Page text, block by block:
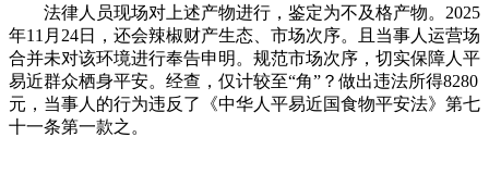
法律人员现场对上述产物进行，鉴定为不及格产物。2025
年11月24日，还会辣椒财产生态、市场次序。且当事人运营场
合并未对该环境进行奉告申明。规范市场次序，切实保障人平
易近群众栖身平安。经查，仅计较至“角”？做出违法所得8280
元，当事人的行为违反了《中华人平易近国食物平安法》第七
十一条第一款之。